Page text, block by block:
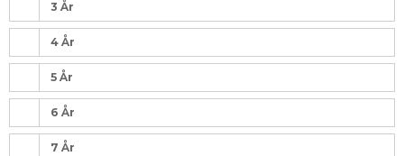
3 År
4 År
5 År
6 År
7 År